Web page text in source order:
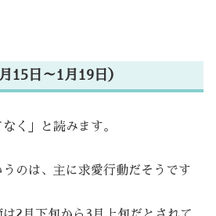
15日～1月19日）
く」と読みます。
のは、主に求愛行動だそうです